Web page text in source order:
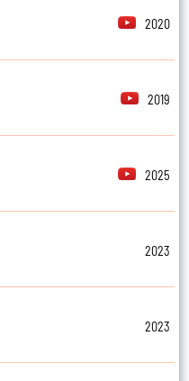
2020
2019
2025
2023
2023